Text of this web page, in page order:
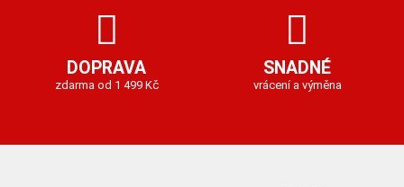
DOPRAVA
zdarma od 1 499 Kč
SNADNÉ
vrácení a výměna